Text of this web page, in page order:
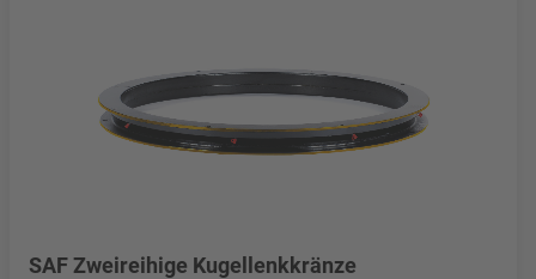
SAF Zweireihige Kugellenkkränze